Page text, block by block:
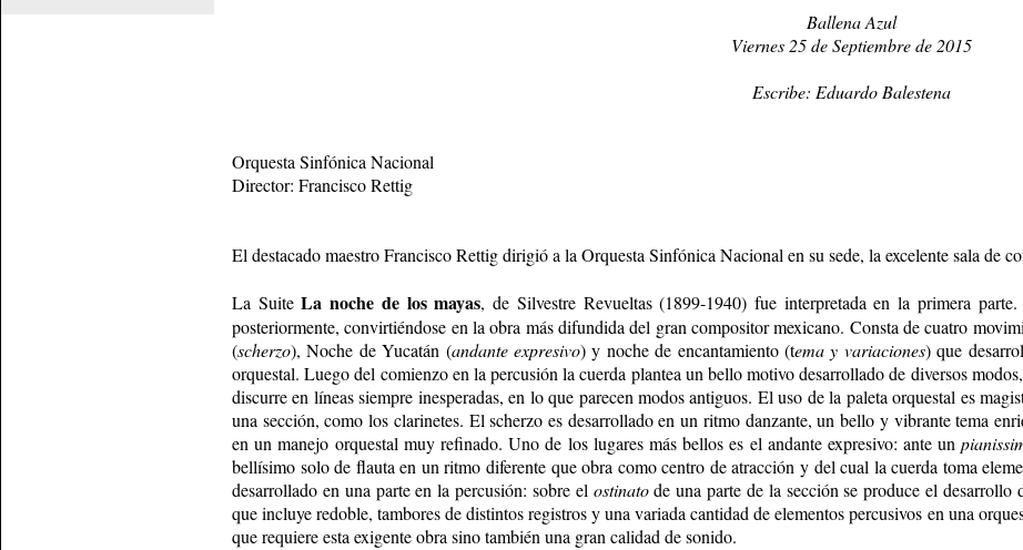
Ballena Azul
Viernes 25 de Septiembre de 2015
Escribe: Eduardo Balestena
Orquesta Sinfónica Nacional
Director: Francisco Rettig
El destacado maestro Francisco Rettig dirigió a la Orquesta Sinfónica Nacional en su sede, la excelente sala de
La SuiteLa noche de los mayas, de Silvestre Revueltas (1899-1940) fue interpretada en la primera
posteriormente, convirtiéndose en la obra más difundida del gran compositor mexicano. Consta de cuatro
(scherzo), Noche de Yucatán (andante expresivo) y noche de encantamiento (tema y variaciones) que
orquestal. Luego del comienzo en la percusión la cuerda plantea un bello motivo desarrollado de diversos
discurre en líneas siempre inesperadas, en lo que parecen modos antiguos. El uso de la paleta orquestal es
una sección, como los clarinetes. El scherzo es desarrollado en un ritmo danzante, un bello y vibrante tema
en un manejo orquestal muy refinado. Uno de los lugares más bellos es el andante expresivo: ante un
bellísimo solo de flauta en un ritmo diferente que obra como centro de atracción y del cual la cuerda toma
desarrollado en una parte en la percusión: sobre el ostinatode una parte de la sección se produce el
que incluye redoble, tambores de distintos registros y una variada cantidad de elementos percusivos en una
que requiere esta exigente obra sino también una gran calidad de sonido.